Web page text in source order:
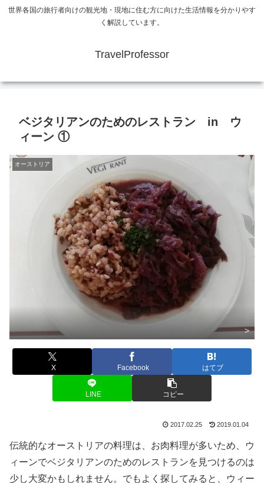
世界各国の旅行者向けの観光地・現地に住む方に向けた生活情報を分かりやす
く解説しています。
TravelProfessor
ベジタリアンのためのレストラン in ウ
ィーン ①
オーストリア
>
X Facebook はてブ
LINE コピー
2017.02.25 2019.01.04
伝統的なオーストリアの料理は、お肉料理が多いため、ウ
ィーンでベジタリアンのためのレストランを見つけるのは
少し大変かもしれません。でもよく探してみると、ウィー